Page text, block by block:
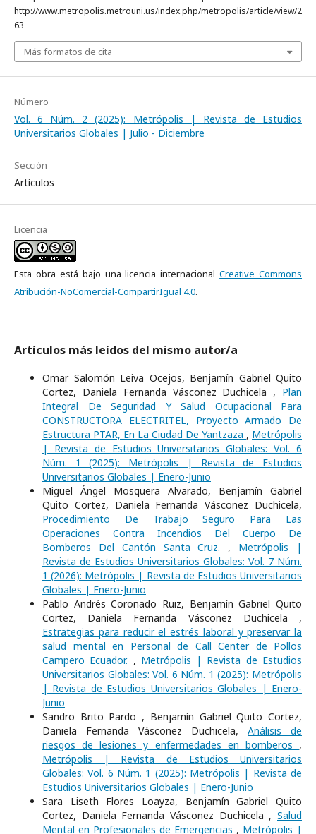
http://www.metropolis.metrouni.us/index.php/metropolis/article/view/2
63
Más formatos de cita
Número
Vol. 6 Núm. 2 (2025): Metrópolis | Revista de Estudios
Universitarios Globales | Julio - Diciembre
Sección
Artículos
Licencia
Esta obra está bajo una licencia internacionalCreative Commons
Atribución-NoComercial-CompartirIgual 4.0.
Artículos más leídos del mismo autor/a
Omar Salomón Leiva Ocejos, Benjamín Gabriel Quito
Cortez, Daniela Fernanda Vásconez Duchicela , Plan
Integral De Seguridad Y Salud Ocupacional Para
CONSTRUCTORA ELECTRITEL, Proyecto Armado De
Estructura PTAR, En La Ciudad De Yantzaza , Metrópolis
| Revista de Estudios Universitarios Globales: Vol. 6
Núm. 1 (2025): Metrópolis | Revista de Estudios
Universitarios Globales | Enero-Junio
Miguel Ángel Mosquera Alvarado, Benjamín Gabriel
Quito Cortez, Daniela Fernanda Vásconez Duchicela,
Procedimiento De Trabajo Seguro Para Las
Operaciones Contra Incendios Del Cuerpo De
Bomberos Del Cantón Santa Cruz. , Metrópolis |
Revista de Estudios Universitarios Globales: Vol. 7 Núm.
1 (2026): Metrópolis | Revista de Estudios Universitarios
Globales | Enero-Junio
Pablo Andrés Coronado Ruiz, Benjamín Gabriel Quito
Cortez, Daniela Fernanda Vásconez Duchicela ,
Estrategias para reducir el estrés laboral y preservar la
salud mental en Personal de Call Center de Pollos
Campero Ecuador. , Metrópolis | Revista de Estudios
Universitarios Globales: Vol. 6 Núm. 1 (2025): Metrópolis
| Revista de Estudios Universitarios Globales | Enero-
Junio
Sandro Brito Pardo , Benjamín Gabriel Quito Cortez,
Daniela Fernanda Vásconez Duchicela, Análisis de
riesgos de lesiones y enfermedades en bomberos ,
Metrópolis | Revista de Estudios Universitarios
Globales: Vol. 6 Núm. 1 (2025): Metrópolis | Revista de
Estudios Universitarios Globales | Enero-Junio
Sara Liseth Flores Loayza, Benjamín Gabriel Quito
Cortez, Daniela Fernanda Vásconez Duchicela , Salud
Mental en Profesionales de Emergencias , Metrópolis |